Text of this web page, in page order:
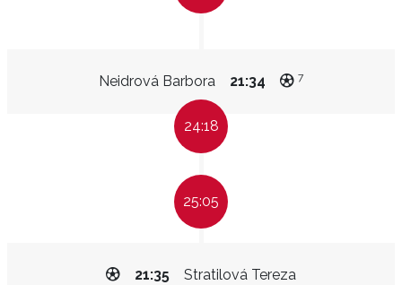
Neidrová Barbora 21:34 7
24:18
25:05
Stratilová Tereza
21:35